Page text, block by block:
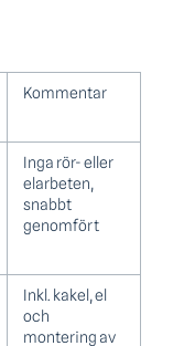
Kommentar
Inga rör- eller
elarbeten,
snabbt
genomfört
Inkl. kakel, el
och
montering av